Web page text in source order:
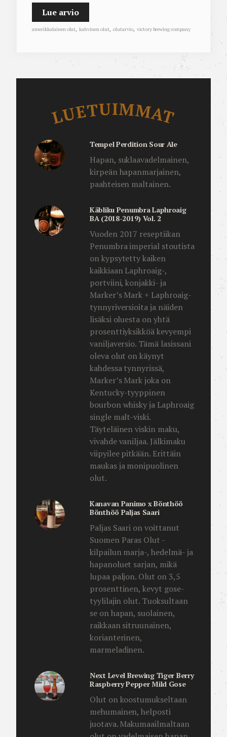
Lue arvio
amerikkalainen olut, kahvinen olut, olutarvio, victory brewing company
LUETUIMMAT
Tempel Perdition Sour Ale
Hapan, suklaavadelmainen,
kirpeän hapanmarjainen,
paahteisen maltainen.
Käbliku Penumbra Laphroaig
BA (2018-2019) Vol. 2
Vuoden 2017 reseptiikan
Penumbra imperial stoutista
on kypsytetty kaiken
kaikkiaan Laphroaig-,
portviini, konjakki- ja
Marker’s Mark + Laphroaig-
tynnyriversioita ja näiden
lisäksi oluesta on yhtä
prosenttiyksikköä kevyempi
vaniljaversio. Tämä lasissani
oleva olut on käynyt
kahdessa tynnyrissä,
Marker’s Mark joka on
Kentucky-tyyppinen
bourbon whisky ja Laphroaig
single malt-viski.
Täyteläinen viskin maku,
vivahde vaniljaa. Jälkimaku
viipyilee pitkään. Erittäin
maukas ja monipuolinen
olut.
Kanavan Panimo x Bönthöö
Bönthöö Paljas Saari
Paljas Saari on voittanut
Suomen Paras Olut -
kilpailun marja-, hedelmä- ja
hapanoluet sarjan, mikä
lupaa paljon. Olut on 3,5
prosenttinen, kevyt gose-
tyylilajin olut. Tuoksultaan
se on hapan, suolainen,
raikkaan sitruunainen,
korianterinen,
marmeladinen.
Next Level Brewing Tiger Berry
Raspberry Pepper Mild Gose
Olut on koostumukseltaan
mehumainen, helposti
juotava. Makumaailmaltaan